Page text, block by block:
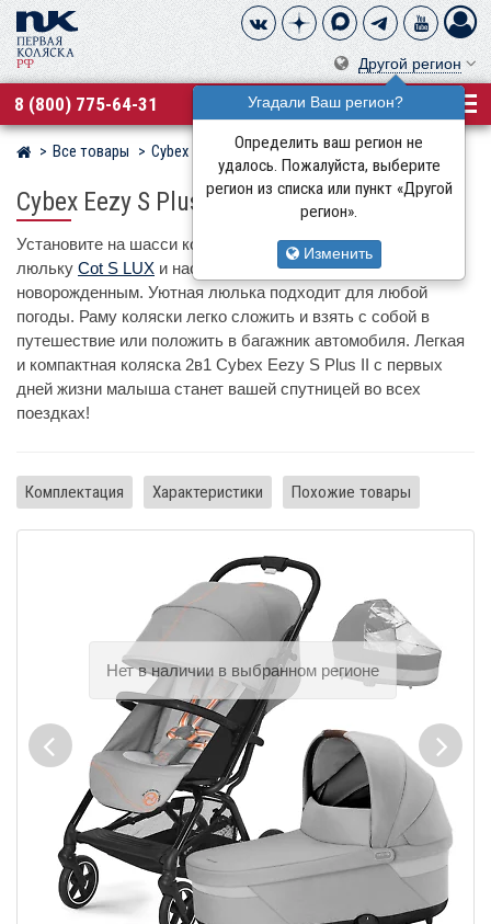
Другой регион
Угадали Ваш регион?
Определить ваш регион не
удалось. Пожалуйста, выберите
регион из списка или пункт «Другой
регион».
Изменить
8 (800) 775-64-31
Магазин детских колясок
Все товары Cybex
Cybex Eezy S Plus II
Установите на шасси коляски Eezy S Plus IIфирменную
люльку Cot S LUX и наслаждайтесь прогулками с
новорожденным. Уютная люлька подходит для любой
погоды. Раму коляски легко сложить и взять с собой в
путешествие или положить в багажник автомобиля. Легкая
и компактная коляска 2в1 Cybex Eezy S Plus II с первых
дней жизни малыша станет вашей спутницей во всех
поездках!
Комплектация Характеристики Похожие товары